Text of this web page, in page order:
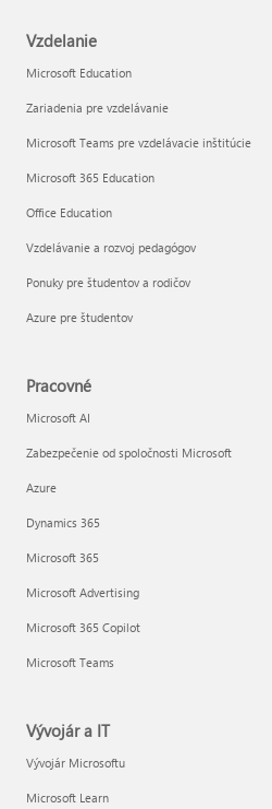
Vzdelanie
Microsoft Education
Zariadenia pre vzdelávanie
Microsoft Teams pre vzdelávacie inštitúcie
Microsoft 365 Education
Office Education
Vzdelávanie a rozvoj pedagógov
Ponuky pre študentov a rodičov
Azure pre študentov
Pracovné
Microsoft AI
Zabezpečenie od spoločnosti Microsoft
Azure
Dynamics 365
Microsoft 365
Microsoft Advertising
Microsoft 365 Copilot
Microsoft Teams
Vývojár a IT
Vývojár Microsoftu
Microsoft Learn